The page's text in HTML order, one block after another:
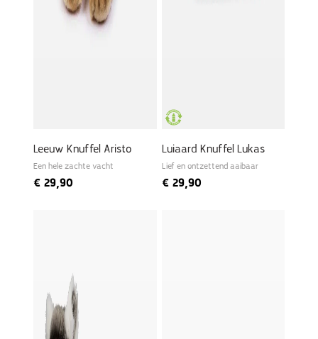
Leeuw Knuffel Aristo
Een hele zachte vacht
€ 29,90
Luiaard Knuffel Lukas
Lief en ontzettend aaibaar
€29,90